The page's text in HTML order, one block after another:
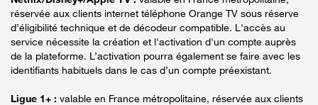
réservée aux clients internet téléphone Orange TV sous réserve
d’éligibilité technique et de décodeur compatible. L'accès au
service nécessite la création et l'activation d'un compte auprès
de la plateforme. L’activation pourra également se faire avec les
identifiants habituels dans le cas d’un compte préexistant.
Ligue 1+ : valable en France métropolitaine, réservée aux clients